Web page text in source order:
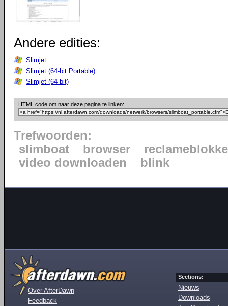
Andere edities:
Slimjet
Slimjet (64-bit Portable)
Slimjet (64-bit)
HTML code om naar deze pagina te linken:
Trefwoorden:
slimboat
browser
video downloaden
blink
Over AfterDawn
Feedback
Sections:
Nieuws
Downloads